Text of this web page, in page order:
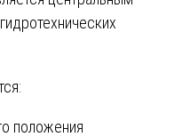
положения